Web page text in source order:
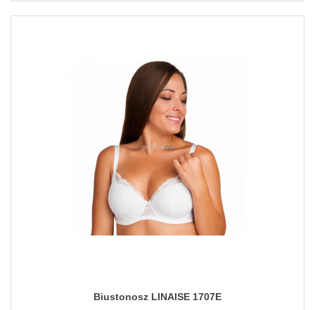
Biustonosz LINAISE 1707E